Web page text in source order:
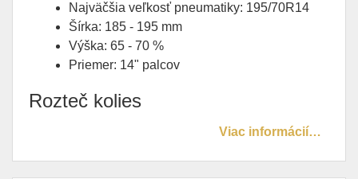
Najväčšia veľkosť pneumatiky: 195/70R14
Šírka: 185 - 195 mm
Výška: 65 - 70 %
Priemer: 14" palcov
Rozteč kolies
Viac informácií…